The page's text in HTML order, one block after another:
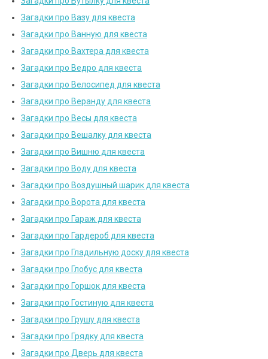
Загадки про Вазу для квеста
Загадки про Ванную для квеста
Загадки про Вахтера для квеста
Загадки про Ведро для квеста
Загадки про Велосипед для квеста
Загадки про Веранду для квеста
Загадки про Весы для квеста
Загадки про Вешалку для квеста
Загадки про Вишню для квеста
Загадки про Воду для квеста
Загадки про Воздушный шарик для квеста
Загадки про Ворота для квеста
Загадки про Гараж для квеста
Загадки про Гардероб для квеста
Загадки про Гладильную доску для квеста
Загадки про Глобус для квеста
Загадки про Горшок для квеста
Загадки про Гостиную для квеста
Загадки про Грушу для квеста
Загадки про Грядку для квеста
Загадки про Дверь для квеста